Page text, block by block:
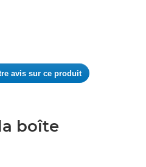
avis sur ce produit
boîte